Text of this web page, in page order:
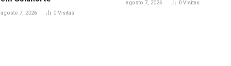
agosto 7, 2026 0 Visitas
agosto 7, 2026 0 Visitas